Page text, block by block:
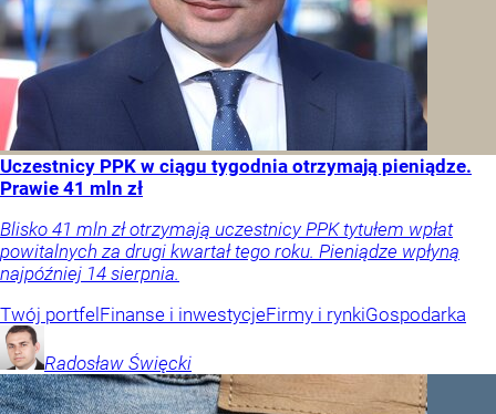
Uczestnicy PPK w ciągu tygodnia otrzymają pieniądze.
Prawie 41 mln zł
Blisko 41 mln zł otrzymają uczestnicy PPK tytułem wpłat
powitalnych za drugi kwartał tego roku. Pieniądze wpłyną
najpóźniej 14 sierpnia.
Twój portfelFinanse i inwestycjeFirmy i rynkiGospodarka
Radosław Święcki